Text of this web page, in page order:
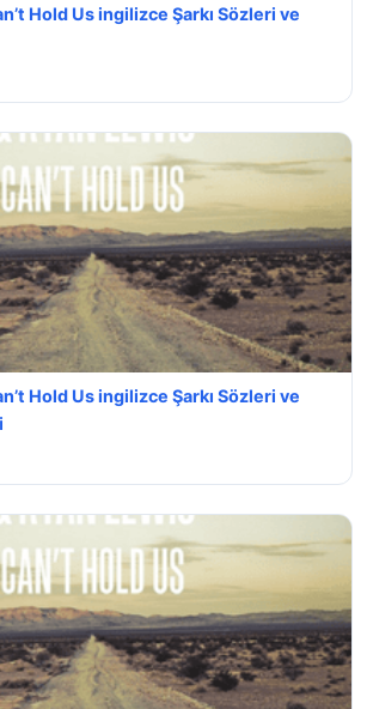
Hold Us ingilizce Şarkı Sözleri ve
Hold Us ingilizce Şarkı Sözleri ve